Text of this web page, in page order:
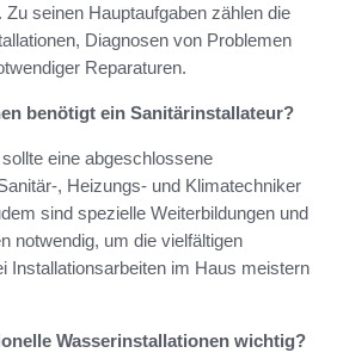
Zu seinen Hauptaufgaben zählen die
Diagnosen von Problemen
Reparaturen.
benötigt ein Sanitärinstallateur?
eine abgeschlossene
, Heizungs- und Klimatechniker
sind spezielle Weiterbildungen und
notwendig, um die vielfältigen
Installationsarbeiten im Haus meistern
Wasserinstallationen wichtig?